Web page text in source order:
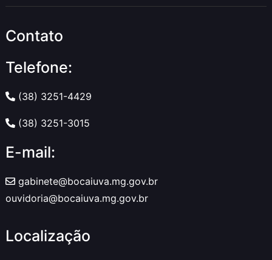
Contato
Telefone:
(38) 3251-4429
(38) 3251-3015
E-mail:
gabinete@bocaiuva.mg.gov.br
ouvidoria@bocaiuva.mg.gov.br
Localização